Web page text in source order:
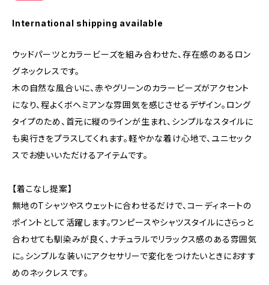
International shipping available
ウッドパーツとカラービーズを組み合わせた、存在感のあるロン
グネックレスです。
木の自然な風合いに、赤やグリーンのカラービーズがアクセント
になり、程よくボヘミアンな雰囲気を感じさせるデザイン。ロング
タイプのため、首元に縦のラインが生まれ、シンプルなスタイルに
も奥行きをプラスしてくれます。軽やかな着け心地で、ユニセック
スでお使いいただけるアイテムです。
【着こなし提案】
無地のTシャツやスウェットに合わせるだけで、コーディネートの
ポイントとして活躍します。ワンピースやシャツスタイルにさらっと
合わせても馴染みが良く、ナチュラルでリラックス感のある雰囲気
に。シンプルな装いにアクセサリーで変化をつけたいときにおすす
めのネックレスです。